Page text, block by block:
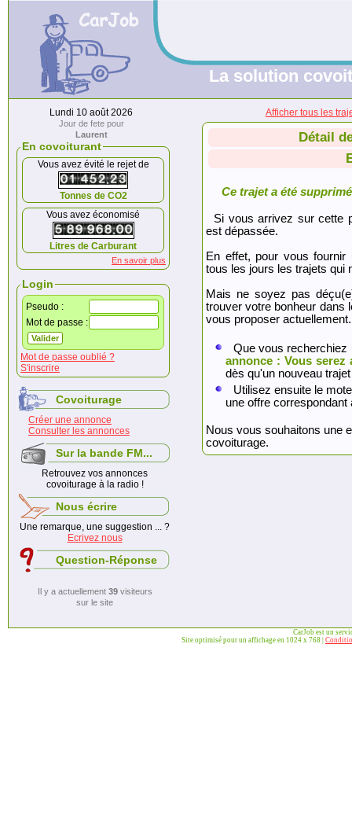
La solution
Lundi 10 août 2026
Jour de fete pour
Laurent
En covoiturant
Vous avez évité le rejet de
Tonnes de CO2
Vous avez économisé
Litres de Carburant
En savoir plus
Login
Pseudo :
Mot de passe :
Mot de passe oublié ?
S'inscrire
Covoiturage
Créer une annonce
Consulter les annonces
Sur la bande FM...
Retrouvez vos annonces
covoiturage à la radio !
Nous écrire
Une remarque, une suggestion ... ?
Ecrivez nous
Question-Réponse
Il y a actuellement 39visiteurs
sur le site
Afficher tous les
Détail
Ce trajet a été
Si vous arrivez sur cette
est dépassée.
En effet, pour vous fournir
tous les jours les trajets qui
Mais ne soyez pas
trouver votre bonheur dans
vous proposer actuellement.
Que vous
annonce : Vous serez
dès qu'un nouveau
Utilisez ensuite le
une offre
Nous vous souhaitons une
covoiturage.
CarJob est un
Site optimisé pour un affichage en 1024 x 768 |